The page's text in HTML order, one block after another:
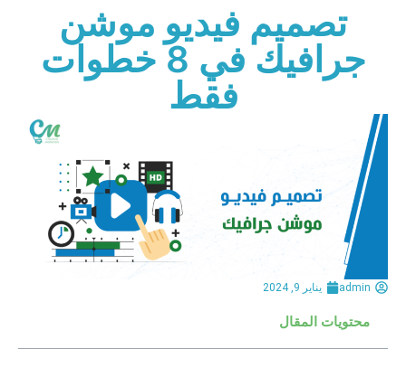
تصميم فيديو موشن
جرافيك في 8 خطوات
فقط
admin يناير 9, 2024
محتويات المقال